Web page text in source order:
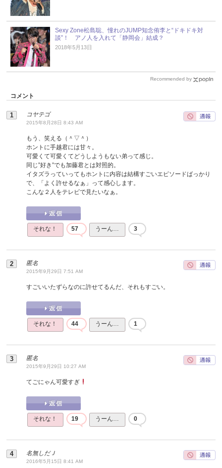
Sexy Zone松島聡、憧れのJUMP知念侑李と“ドキドキ対
談”！ アノ人を入れて「静岡会」結成？
2018年5月13日
Recommended by
コメント
コヤテゴ
2015年8月28日 8:43 AM
もう、笑える（＾▽＾）
ホントに手越君には甘々。
可愛くて可愛くてどうしようもない弟って感じ。
同じ”好き”でも加藤君とは対照的。
イタズラっていってもホントに内容は結構すごいエピソードばっかり
で、「よく許せるなぁ」って感心します。
こんな２人をテレビで見たいなぁ。
それな！ 57 うーん… 3
匿名
2015年9月29日 7:51 AM
すごいいたずらなのに許せてるんだ、それもすごい。
それな！ 44 うーん… 1
匿名
2015年9月29日 10:27 AM
てごにゃん可愛すぎ
それな！ 19 うーん… 0
名無しだＪ
2016年5月15日 8:41 AM